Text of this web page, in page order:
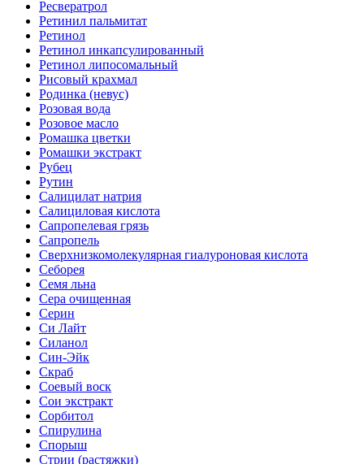
Ресвератрол
Ретинил пальмитат
Ретинол
Ретинол инкапсулированный
Ретинол липосомальный
Рисовый крахмал
Родинка (невус)
Розовая вода
Розовое масло
Ромашка цветки
Ромашки экстракт
Рубец
Рутин
Салицилат натрия
Салициловая кислота
Сапропелевая грязь
Сапропель
Сверхнизкомолекулярная гиалуроновая кислота
Себорея
Семя льна
Сера очищенная
Серин
Си Лайт
Силанол
Син-Эйк
Скраб
Соевый воск
Сои экстракт
Сорбитол
Спирулина
Спорыш
Стрии (растяжки)